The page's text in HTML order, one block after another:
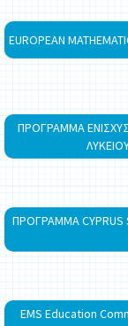
EUROPEAN
ΠΡΟΓΡΑΜΜΑ
ΠΡΟΓΡΑΜΜΑ CYPRUS
EMS Education